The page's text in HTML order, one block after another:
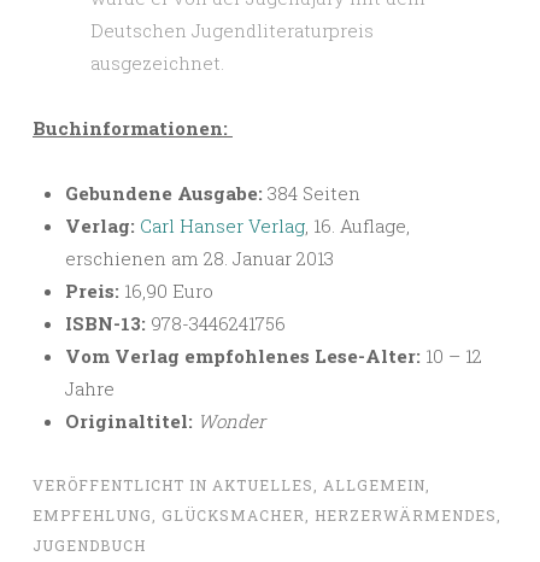
Deutschen Jugendliteraturpreis
ausgezeichnet.
Buchinformationen:
Gebundene Ausgabe: 384 Seiten
Verlag: Carl Hanser Verlag, 16. Auflage,
erschienen am 28. Januar 2013
Preis: 16,90 Euro
ISBN-13: 978-3446241756
Vom Verlag empfohlenes Lese-Alter: 10 – 12
Jahre
Originaltitel: Wonder
VERÖFFENTLICHT IN AKTUELLES ALLGEMEIN
EMPFEHLUNG
GLÜCKSMACHER HERZERWÄRMENDES
JUGENDBUCH